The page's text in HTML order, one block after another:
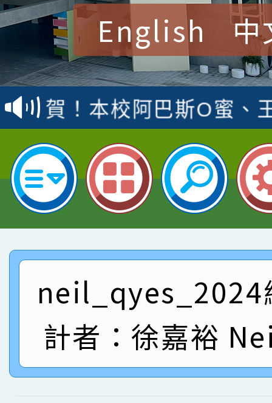
English 中
賀！本校參加桃園市中
賽 洪綺君教師榮獲社
名
賀！本校阿巴斯O蜜、
倩參加桃園市科展 國
名 指導老師王老師、
賀！本校四年二班張O
園市英語競賽國小朗讀
指導老師林老師
賀！本校參加桃園市中
賽 劉文瑛教師榮獲教
賀！本校參與2026世
創客第三名。
賽 洪綺君教師榮獲社
名
賀！本校阿巴斯O蜜、
倩參加桃園市科展 國
名 指導老師王老師、
賀！本校四年二班張O
園市英語競賽國小朗讀
指導老師林老師
賀！本校參加桃園市中
賽 劉文瑛教師榮獲教
賀！本校參與2026世
neil_qyes_2024
計者：徐嘉裕